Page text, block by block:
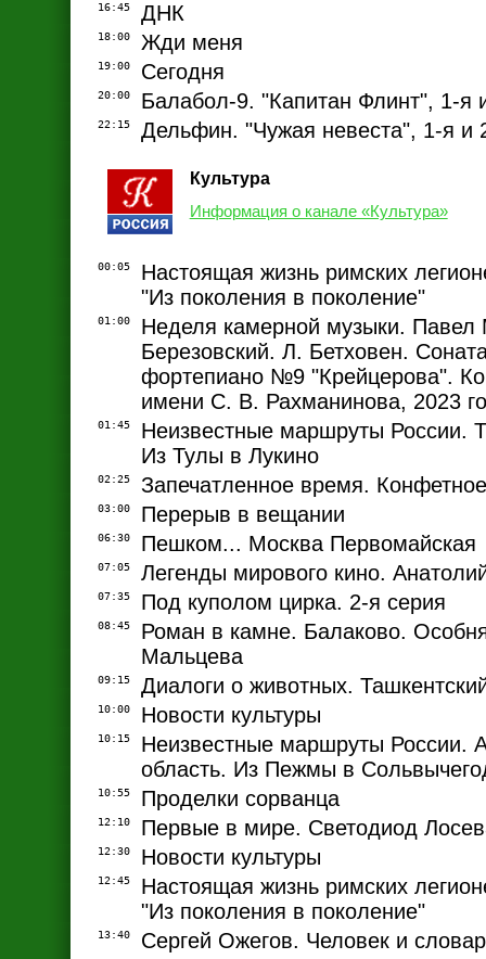
16:45 ДНК
18:00 Жди меня
19:00 Сегодня
20:00 Балабол-9. "Капитан Флинт", 1-я
22:15 Дельфин. "Чужая невеста", 1-я и
Культура
Информация о канале «Культура»
00:05
Настоящая жизнь римских
"Из поколения в поколение"
01:00
Неделя камерной музыки.
Березовский. Л. Бетховен.
фортепиано №9 "Крейцерова".
имени С. В. Рахманинова, 2023
01:45
Неизвестные маршруты России.
Из Тулы в Лукино
02:25 Запечатленное время.
03:00 Перерыв в вещании
06:30 Пешком... Москва Первомайская
07:05 Легенды мирового кино.
07:35 Под куполом цирка. 2-я серия
08:45
Роман в камне. Балаково.
Мальцева
09:15 Диалоги о животных.
10:00 Новости культуры
10:15
Неизвестные маршруты России.
область. Из Пежмы в
10:55 Проделки сорванца
12:10 Первые в мире. Светодиод
12:30 Новости культуры
12:45
Настоящая жизнь римских
"Из поколения в поколение"
13:40 Сергей Ожегов. Человек и